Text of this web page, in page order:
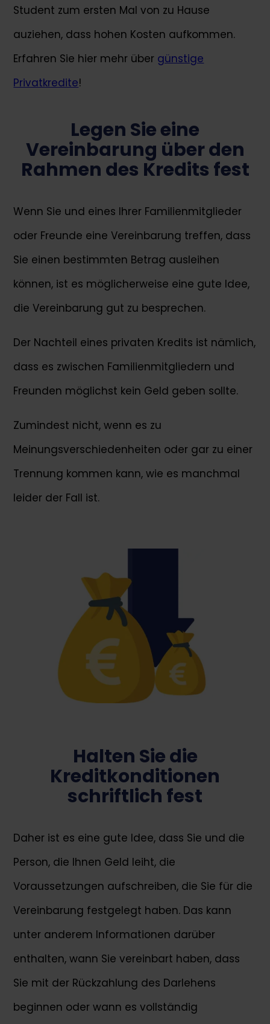
Student zum ersten Mal von zu Hause
auziehen, dass hohen Kosten aufkommen.
Erfahren Sie hier mehr über günstige
Privatkredite!
Legen Sie eine
Vereinbarung über den
Rahmen des Kredits fest
Wenn Sie und eines Ihrer Familienmitglieder
oder Freunde eine Vereinbarung treffen, dass
Sie einen bestimmten Betrag ausleihen
können, ist es möglicherweise eine gute Idee,
die Vereinbarung gut zu besprechen.
Der Nachteil eines privaten Kredits ist nämlich,
dass es zwischen Familienmitgliedern und
Freunden möglichst kein Geld geben sollte.
Zumindest nicht, wenn es zu
Meinungsverschiedenheiten oder gar zu einer
Trennung kommen kann, wie es manchmal
leider der Fall ist.
Halten Sie die
Kreditkonditionen
schriftlich fest
Daher ist es eine gute Idee, dass Sie und die
Person, die Ihnen Geld leiht, die
Voraussetzungen aufschreiben, die Sie für die
Vereinbarung festgelegt haben. Das kann
unter anderem Informationen darüber
enthalten, wann Sie vereinbart haben, dass
Sie mit der Rückzahlung des Darlehens
beginnen oder wann es vollständig